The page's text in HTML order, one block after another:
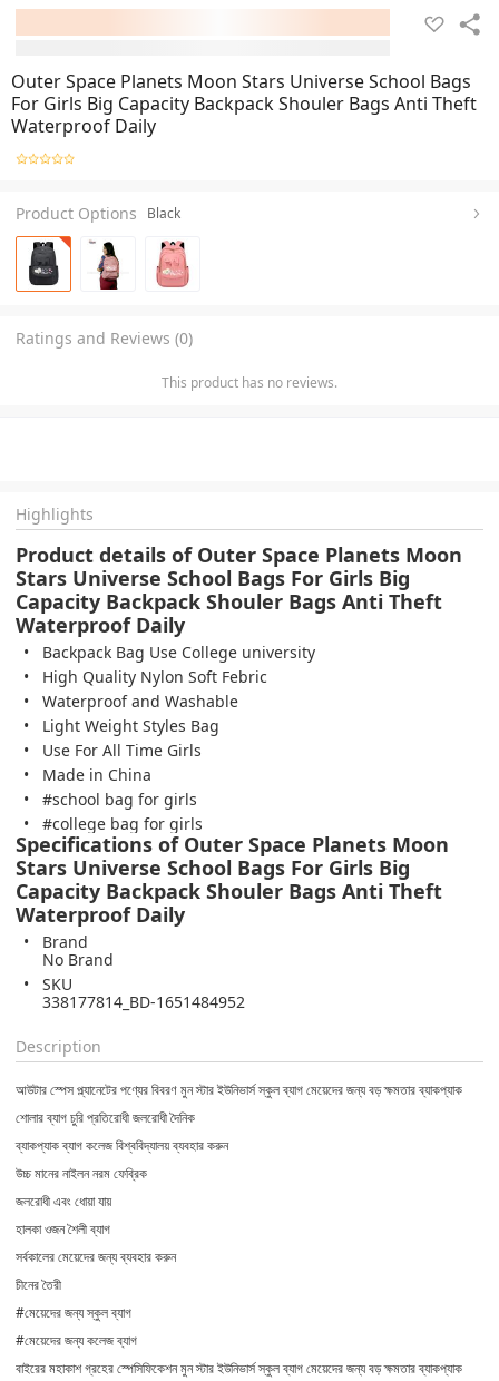
Outer Space Planets Moon Stars Universe School Bags
For Girls Big Capacity Backpack Shouler Bags Anti Theft
Waterproof Daily
Product Options Black
Ratings and Reviews (0)
This product has no reviews.
Highlights
Product details of Outer Space Planets Moon
Stars Universe School Bags For Girls Big
Capacity Backpack Shouler Bags Anti Theft
Waterproof Daily
Backpack Bag Use College university
High Quality Nylon Soft Febric
Waterproof and Washable
Light Weight Styles Bag
Use For All Time Girls
Made in China
#school bag for girls
#college bag for girls
Specifications of Outer Space Planets Moon
Stars Universe School Bags For Girls Big
Capacity Backpack Shouler Bags Anti Theft
Waterproof Daily
Brand
No Brand
SKU
338177814_BD-1651484952
Description
আউটার স্পেস প্ল্যানেটের পণ্যের বিবরণ মুন স্টার ইউনিভার্স স্কুল ব্যাগ মেয়েদের জন্য বড় ক্ষমতার ব্যাকপ্যাক
শোলার ব্যাগ চুরি প্রতিরোধী জলরোধী দৈনিক
ব্যাকপ্যাক ব্যাগ কলেজ বিশ্ববিদ্যালয় ব্যবহার করুন
উচ্চ মানের নাইলন নরম ফেব্রিক
জলরোধী এবং ধোয়া যায়
হালকা ওজন শৈলী ব্যাগ
সর্বকালের মেয়েদের জন্য ব্যবহার করুন
চীনের তৈরী
#মেয়েদের জন্য স্কুল ব্যাগ
#মেয়েদের জন্য কলেজ ব্যাগ
বাইরের মহাকাশ গ্রহের স্পেসিফিকেশন মুন স্টার ইউনিভার্স স্কুল ব্যাগ মেয়েদের জন্য বড় ক্ষমতার ব্যাকপ্যাক